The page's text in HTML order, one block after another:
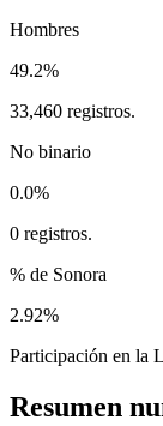
Hombres
49.2%
33,460 registros.
No binario
0.0%
0 registros.
% de Sonora
2.92%
Participación en la
Resumen